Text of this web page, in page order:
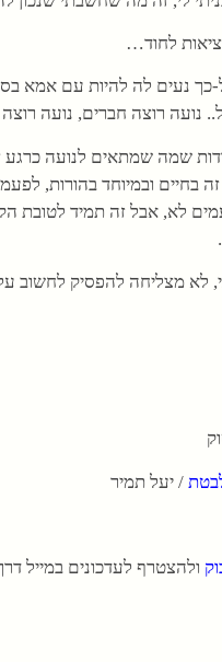
לחוד…
כך נעים לה להיות עם אמא
נועה רוצה חברים, נועה
שמה שמתאים לנועה
בחיים ובמיוחד בהורות,
לא, אבל זה תמיד לטובת
לא מצליחה להפסיק
/ יעל תמיר
ולהצטרף לעדכונים במייל